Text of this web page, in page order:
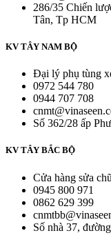
286/35 Chiến
Tân, Tp HCM
KV TÂY NAM BỘ
Đại lý phụ tùng
0972 544 780
0944 707 708
Số 362/28 ấp
KV TÂY BẮC BỘ
Cửa hàng sửa
0945 800 971
0862 629 399
Số nhà 37,